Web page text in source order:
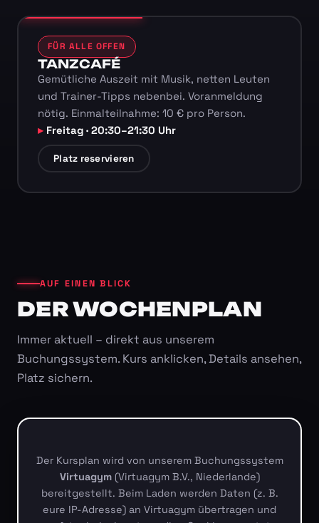
FÜR ALLE OFFEN
TANZCAFÉ
Gemütliche Auszeit mit Musik, netten Leuten
und Trainer-Tipps nebenbei. Voranmeldung
nötig. Einmalteilnahme: 10 € pro Person.
Freitag · 20:30–21:30 Uhr
Platz reservieren
AUF EINEN BLICK
DER WOCHENPLAN
Immer aktuell – direkt aus unserem
Buchungssystem. Kurs anklicken, Details ansehen,
Platz sichern.
Der Kursplan wird von unserem Buchungssystem
Virtuagym(Virtuagym B.V., Niederlande)
bereitgestellt. Beim Laden werden Daten (z. B.
eure IP-Adresse) an Virtuagym übertragen und